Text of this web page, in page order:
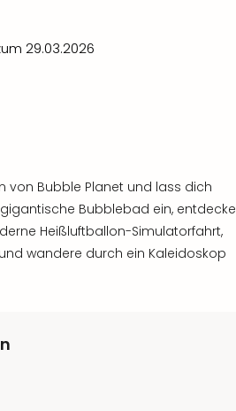
29.03.2026
von Bubble Planet und lass dich
Bubblebad ein, entdecke
Heißluftballon-Simulatorfahrt,
und wandere durch ein Kaleidoskop